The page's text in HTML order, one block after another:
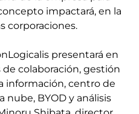
impactará, en la
corporaciones.
presentará en
colaboración, gestión
información, centro de
nube, BYOD y análisis